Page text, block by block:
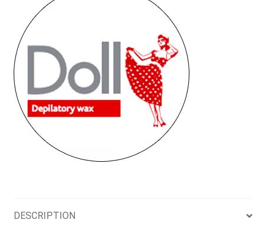
quantity
DESCRIPTION